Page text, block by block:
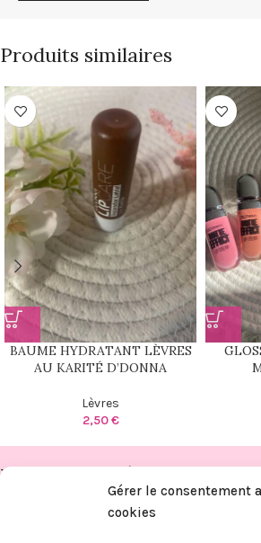
Gérer le consentement
cookies
Produits similaires
BAUME HYDRATANT LÈVRES
AU KARITÉ D’DONNA
Lèvres
2,50€
PUBLICATIONS RÉCENTES